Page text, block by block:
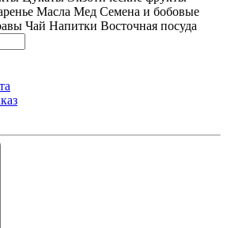
Масла Мед Семена и бобовые
Чай Напитки Восточная посуда